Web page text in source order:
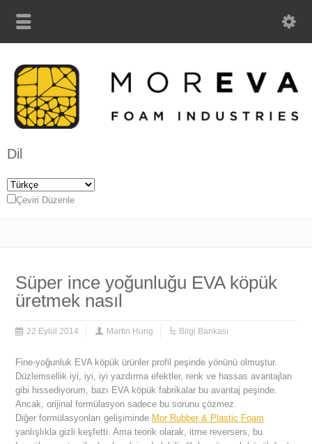
Dil
Çeviri Düzenle
Süper ince yoğunluğu EVA köpük
üretmek nasıl
22 Eylül 2014 Martin Hung Bilgi Bankası
Fine-yoğunluk EVA köpük ürünler profil peşinde yönünü olmuştur.
Düzlemsellik iyi, iyi, iyi yazdırma efektler, renk ve hassas avantajları
gibi hissediyorum, bazı EVA köpük fabrikalar bu avantaj peşinde.
Ancak, orijinal formülasyon sadece bu sorunu çözmez.
Diğer formülasyonları gelişiminde Mor Rubber & Plastic Foam
yanlışlıkla gizli keşfetti. Ama teorik olarak, itme reversers, bu